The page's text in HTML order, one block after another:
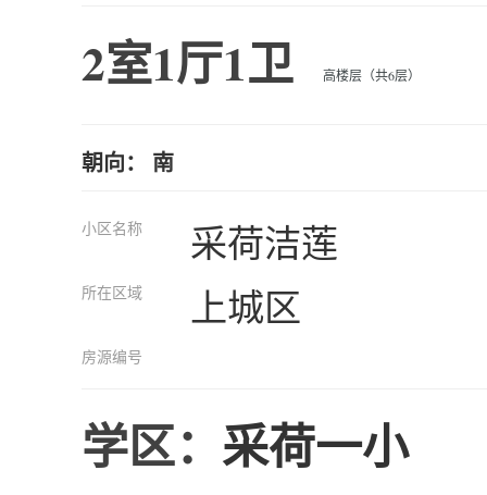
2室1厅1卫 高楼层（共6层）
朝向： 南
小区名称 采荷洁莲
所在区域 上城区
房源编号
学区： 采荷一小